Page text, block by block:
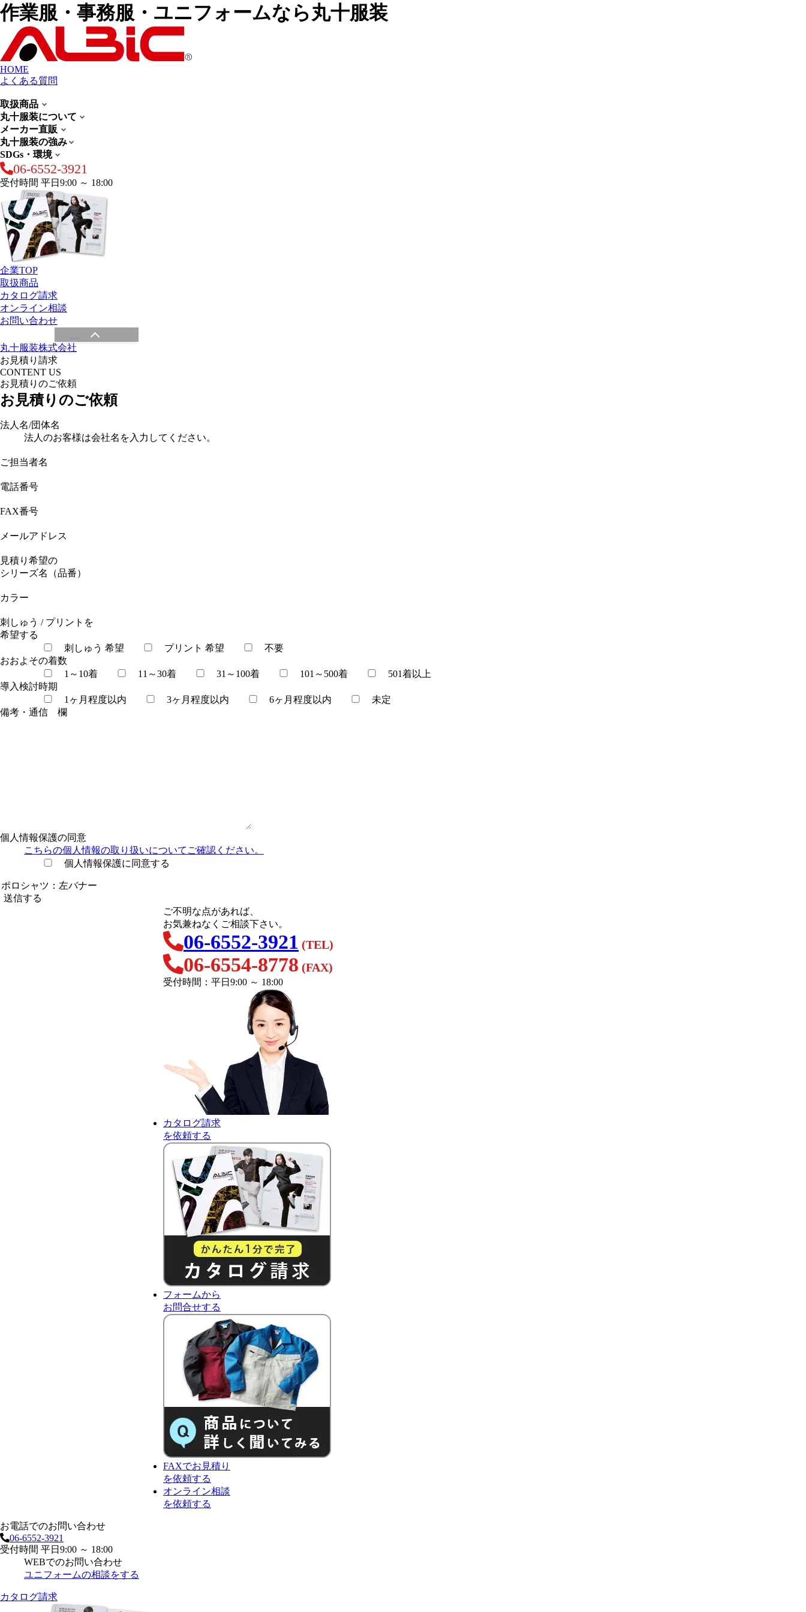
作業服・事務服・ユニフォームなら丸十服装
HOME
よくある質問
取扱商品
丸十服装について
メーカー直販
丸十服装の強み
SDGs・環境
06-6552-3921
受付時間 平日9:00 ～ 18:00
企業TOP
取扱商品
カタログ請求
オンライン相談
お問い合わせ
丸十服装株式会社
お見積り請求
CONTENT US
お見積りのご依頼
お見積りのご依頼
法人名/団体名
法人のお客様は会社名を入力してください。
ご担当者名
電話番号
FAX番号
メールアドレス
見積り希望の
シリーズ名（品番）
カラー
刺しゅう / プリントを
希望する
刺しゅう 希望
プリント 希望
不要
おおよその着数
1～10着
11～30着 31～100着 101～500着
501着以上
導入検討時期
1ヶ月程度以内
3ヶ月程度以内 6ヶ月程度以内
未定
備考・通信 欄
個人情報保護の同意
こちらの個人情報の取り扱いについてご確認ください。
個人情報保護に同意する
ご不明な点があれば、
お気兼ねなくご相談下さい。
06-6552-3921 (TEL)
06-6554-8778 (FAX)
受付時間：平日9:00 ～ 18:00
カタログ請求
を依頼する
フォームから
お問合せする
FAXでお見積り
を依頼する
オンライン相談
を依頼する
お電話でのお問い合わせ
06-6552-3921
受付時間 平日9:00 ～ 18:00
WEBでのお問い合わせ
ユニフォームの相談をする
カタログ請求